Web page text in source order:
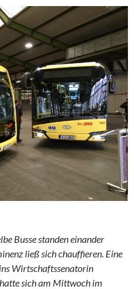
Busse standen einander
ließ sich chauffieren. Eine
Wirtschaftssenatorin
sich am Mittwoch im